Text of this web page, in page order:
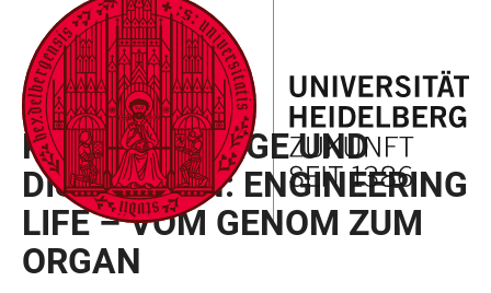
LINKS
ZUR
BARRIEREFREIHEIT
ZUM
HAUPTINHALT
HAUPTNAVIGATION
ÖFFNEN
WEBSEITENSUCHE
ÖFFNEN
VERANSTALTUNG
KURZVORTRÄGE UND
DISKUSSION: ENGINEERING
LIFE – VOM GENOM ZUM
ORGAN